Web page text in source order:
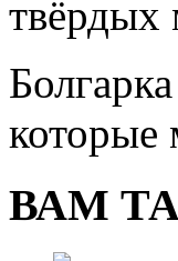
твёрдых
которые
ВАМ